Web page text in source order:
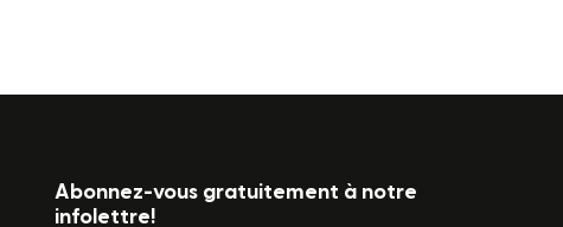
Abonnez-vous gratuitement à notre
infolettre!